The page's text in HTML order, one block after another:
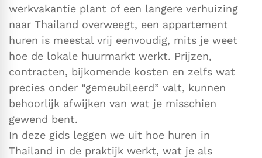
werkvakantie plant of een langere verhuizing
naar Thailand overweegt, een appartement
huren is meestal vrij eenvoudig, mits je weet
hoe de lokale huurmarkt werkt. Prijzen,
contracten, bijkomende kosten en zelfs wat
precies onder “gemeubileerd” valt, kunnen
behoorlijk afwijken van wat je misschien
gewend bent.
In deze gids leggen we uit hoe huren in
Thailand in de praktijk werkt, wat je als